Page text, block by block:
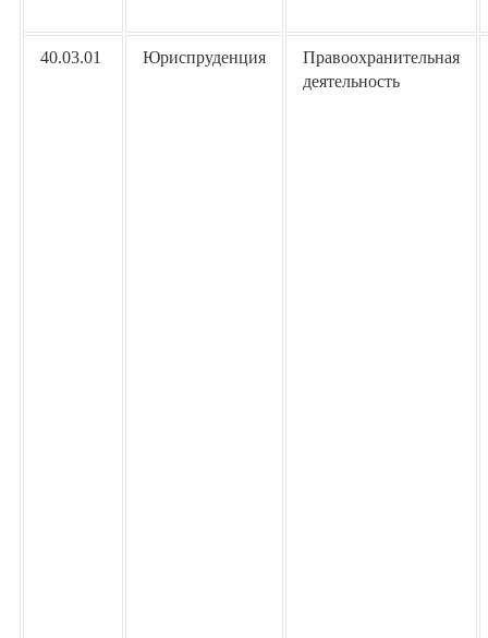
40.03.01 Юриспруденция
Правоохранительная
деятельность